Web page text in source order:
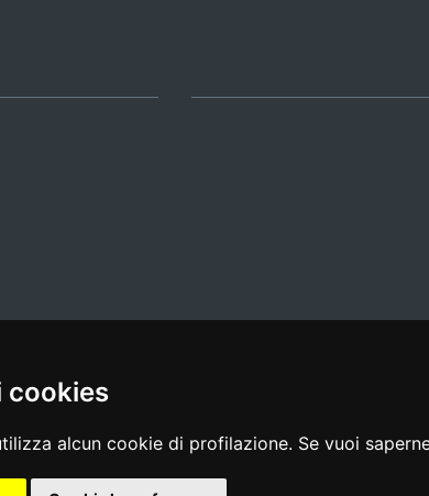
cookies
alcun cookie di profilazione. Se vuoi
| dichiarazione di accessibilità | feedback